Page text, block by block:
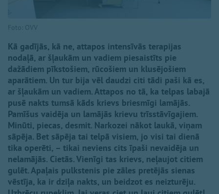
Foto: OVV
Kā gadījās, kā ne, attapos intensīvās terapijas
nodaļā, ar šļaukām un vadiem piesaistīts pie
dažādiem pīkstošiem, rūcošiem un klusējošiem
aparātiem. Un tur bija vēl daudzi citi tādi paši kā es,
ar šļaukām un vadiem. Attapos no tā, ka telpas labajā
pusē nakts tumsā kāds krievs briesmīgi lamājās.
Pamīšus vaidēja un lamājās krievu trīsstāvīgajiem.
Minūti, piecas, desmit. Narkozei nākot laukā, viņam
sāpēja. Bet sāpēja tai telpā visiem, jo visi tai dienā
tika operēti, – tikai neviens cits īpaši nevaidēja un
nelamājās. Cietās. Vienīgi tas krievs, neļaujot citiem
gulēt. Apaļais pulkstenis pie zāles pretējās sienas
vēstīja, ka ir dziļa nakts, un beidzot es neizturēju.